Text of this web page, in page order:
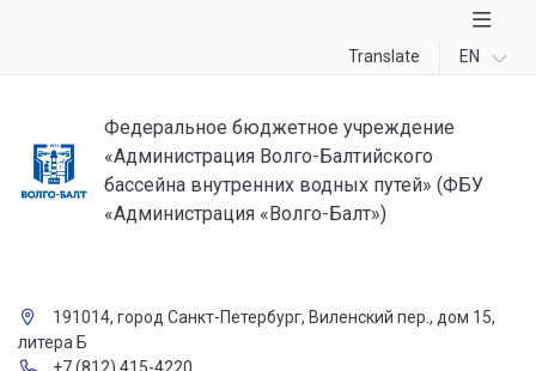
Translate EN
Федеральное бюджетное учреждение
«Администрация Волго-Балтийского
бассейна внутренних водных путей» (ФБУ
«Администрация «Волго-Балт»)
191014, город Санкт-Петербург, Виленский пер., дом 15,
литера Б